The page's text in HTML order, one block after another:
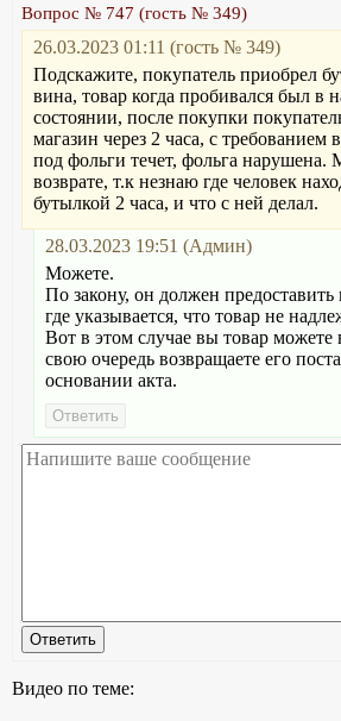
Вопрос № 747 (гость № 349)
26.03.2023 01:11 (гость № 349)
Подскажите, покупатель приобрел
вина, товар когда пробивался был в
состоянии, после покупки
магазин через 2 часа, с требованием
под фольги течет, фольга нарушена.
возврате, т.к незнаю где человек
бутылкой 2 часа, и что с ней делал.
28.03.2023 19:51 (Админ)
Можете.
По закону, он должен предоставить
где указывается, что товар не
Вот в этом случае вы товар можете
свою очередь возвращаете его
основании акта.
Видео по теме: